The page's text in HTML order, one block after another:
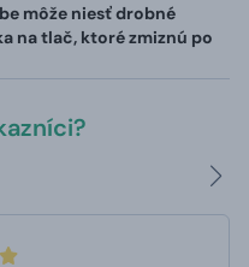
môže niesť drobné
na tlač, ktoré zmiznú po